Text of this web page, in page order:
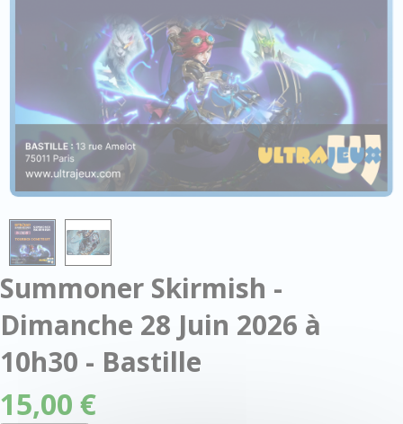
Summoner Skirmish -
Dimanche 28 Juin 2026 à
10h30 - Bastille
15,00 €